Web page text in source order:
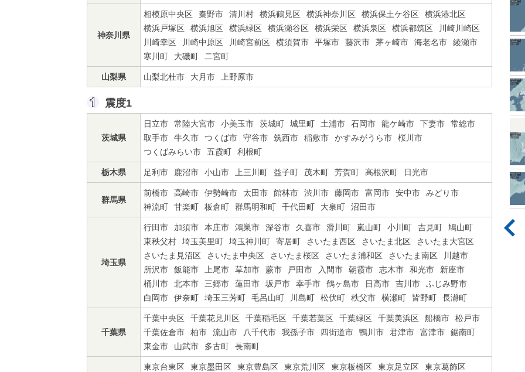
神奈川県
相模原中央区 秦野市 清川村 横浜鶴見区 横浜神奈川区 横浜保土ケ谷区
横浜港北区
横浜戸塚区
横浜旭区 横浜緑区 横浜瀬谷区 横浜栄区 横浜泉区 横浜都筑区
川崎川崎区
川崎幸区
川崎中原区 川崎宮前区 横須賀市 平塚市 藤沢市 茅ヶ崎市 海老名市
綾瀬市
寒川町
大磯町 二宮町
山梨県 山梨北杜市 大月市 上野原市
震度1
茨城県
日立市 常陸大宮市 小美玉市 茨城町 城里町 土浦市 石岡市 龍ケ崎市 下妻市
常総市
取手市
牛久市 つくば市 守谷市 筑西市 稲敷市 かすみがうら市
桜川市
つくばみらい市
五霞町 利根町
栃木県 足利市 鹿沼市 小山市 上三川町 益子町 茂木町 芳賀町 高根沢町 日光市
群馬県
前橋市 高崎市 伊勢崎市 太田市 館林市 渋川市 藤岡市 富岡市 安中市
みどり市
神流町
甘楽町 板倉町 群馬明和町 千代田町 大泉町 沼田市
埼玉県
行田市 加須市 本庄市 鴻巣市 深谷市 久喜市 滑川町 嵐山町 小川町 吉見町
鳩山町
東秩父村
埼玉美里町 埼玉神川町 寄居町 さいたま西区 さいたま北区
さいたま大宮区
さいたま見沼区
さいたま中央区 さいたま桜区 さいたま浦和区 さいたま南区
川越市
所沢市
飯能市 上尾市 草加市 蕨市 戸田市 入間市 朝霞市 志木市 和光市
新座市
桶川市
北本市 三郷市 蓮田市 坂戸市 幸手市 鶴ヶ島市 日高市 吉川市
ふじみ野市
白岡市
伊奈町 埼玉三芳町 毛呂山町 川島町 松伏町 秩父市 横瀬町 皆野町 長瀞町
千葉県
千葉中央区 千葉花見川区 千葉稲毛区 千葉若葉区 千葉緑区 千葉美浜区 船橋市
松戸市
千葉佐倉市
柏市 流山市 八千代市 我孫子市 四街道市 鴨川市 君津市 富津市
鋸南町
東金市
山武市 多古町 長南町
東京台東区 東京墨田区 東京豊島区 東京荒川区 東京板橋区 東京足立区
東京葛飾区